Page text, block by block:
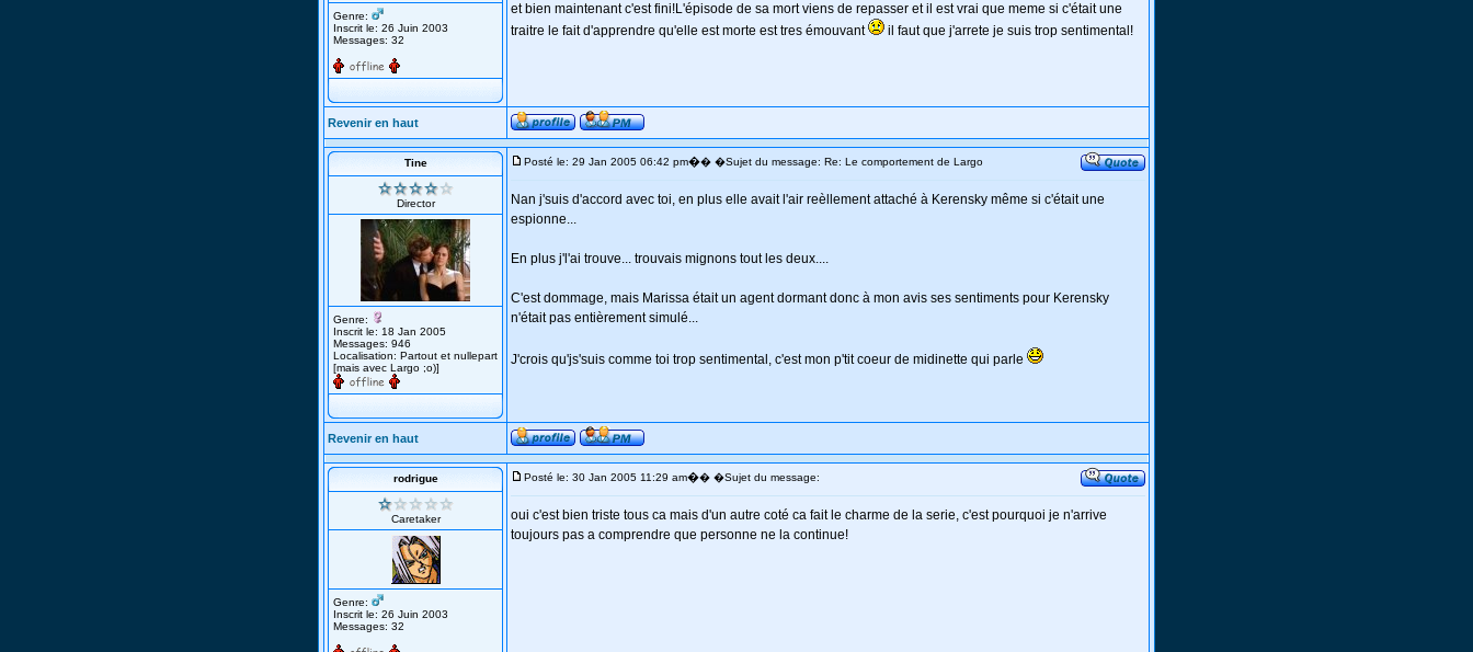
Genre:
Inscrit le: 26 Juin 2003
Messages: 32
et bien maintenant c'est fini!L'épisode de sa mort viens de repasser et il est vrai que meme si c'était une
traitre le fait d'apprendre qu'elle est morte est tres émouvant
il faut que j'arrete je suis trop sentimental!
Revenir en haut
Tine
Director
Genre:
Inscrit le: 18 Jan 2005
Messages: 946
Localisation: Partout et nullepart
[mais avec Largo ;o)]
Posté le: 29 Jan 2005 06:42 pm�� �Sujet du message: Re: Le comportement de Largo
Nan j'suis d'accord avec toi, en plus elle avait l'air reèllement attaché à Kerensky même si c'était une
espionne...
En plus j'l'ai trouve... trouvais mignons tout les deux....
C'est dommage, mais Marissa était un agent dormant donc à mon avis ses sentiments pour Kerensky
n'était pas entièrement simulé...
J'crois qu'js'suis comme toi trop sentimental, c'est mon p'tit coeur de midinette qui parle
Revenir en haut
rodrigue
Caretaker
Genre:
Inscrit le: 26 Juin 2003
Messages: 32
Posté le: 30 Jan 2005 11:29 am�� �Sujet du message:
oui c'est bien triste tous ca mais d'un autre coté ca fait le charme de la serie, c'est pourquoi je n'arrive
toujours pas a comprendre que personne ne la continue!